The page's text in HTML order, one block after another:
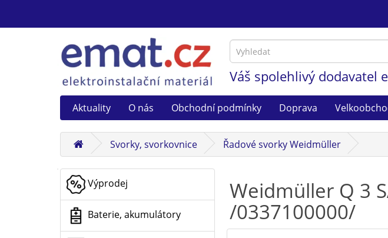
Váš spolehlivý dodavatel
Aktuality O nás Obchodní podmínky Doprava
Svorky, svorkovnice Řadové svorky Weidmüller
Výprodej
Baterie, akumulátory
Weidmüller Q 3
/0337100000/